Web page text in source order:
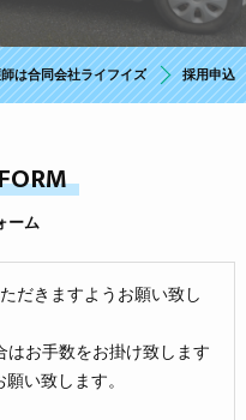
は合同会社ライフイズ 採用申込
ーム
だきますようお願い致し
お手数をお掛け致します
い致します。